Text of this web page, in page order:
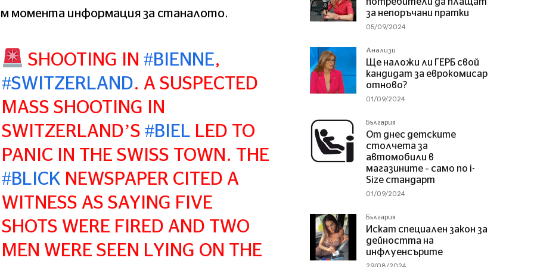
момента информация за станалото.
SHOOTING IN #BIENNE,
#SWITZERLAND. A SUSPECTED
MASS SHOOTING IN
SWITZERLAND’S#BIEL LED TO
PANIC IN THE SWISS TOWN. THE
#BLICK NEWSPAPER CITED A
WITNESS AS SAYING FIVE
SHOTS WERE FIRED AND TWO
MEN WERE SEEN LYING ON THE
за непоръчани пратки
05/09/2024
Анализи
Ще наложи ли ГЕРБ свой
кандидат за еврокомисар
отново?
01/09/2024
България
От днес детските
столчета за
автомобили в
магазините – само по i-
Size стандарт
01/09/2024
България
Искат специален закон за
дейността на
инфлуенсърите